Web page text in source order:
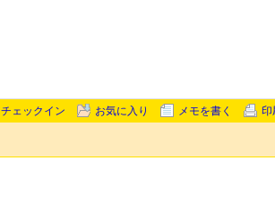
チェックイン お気に入り メモを書く 印